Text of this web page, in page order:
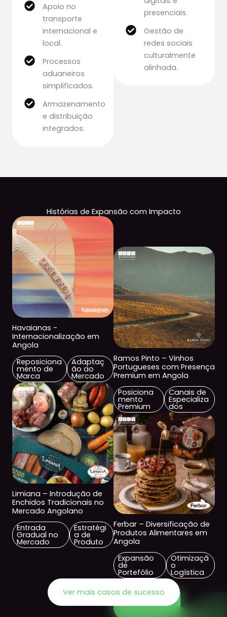
Apoio no
transporte
internacional e
local.
Processos
aduaneiros
simplificados.
Armazenamento
e distribuição
integrados.
presenciais.
Gestão de
redes sociais
culturalmente
alinhada.
Histórias de Expansão com Impacto
Havaianas -
Internacionalização em
Angola
Reposiciona
mento de
Marca
Adaptaç
ão ao
Mercado
Limiana – Introdução de
Enchidos Tradicionais no
Mercado Angolano
Entrada
Gradual no
Mercado
Estratégi
a de
Produto
Ramos Pinto – Vinhos
Portugueses com Presença
Premium em Angola
Posiciona
mento
Premium
Canais de
Especializa
dos
Ferbar – Diversificação de
Produtos Alimentares em
Angola
Expansão
de
Portefólio
Otimizaçã
o
Logística
Ver mais casos de sucesso